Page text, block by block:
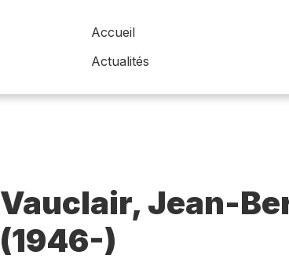
Accueil
Actualités
Vauclair, Jean-
(1946-)